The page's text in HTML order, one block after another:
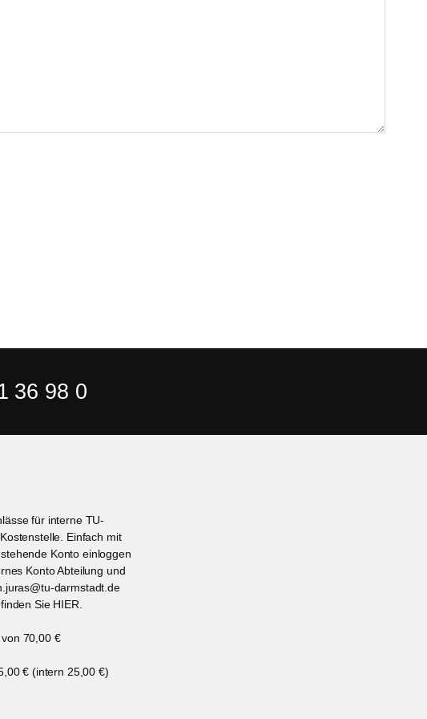
36 98 0
für interne TU-
Einfach mit
Konto einloggen
Konto Abteilung und
darmstadt.de
Sie HIER.
70,00 €
€ (intern 25,00 €)